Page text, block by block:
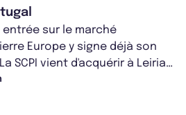
entrée sur le marché
Europe y signe déjà son
SCPI vient d'acquérir à Leiria,
un établis...